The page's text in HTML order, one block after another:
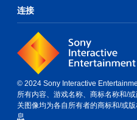
连接
© 2024 Sony Interactive
所有内容、游戏名称、商标名称和/
关图像均为各自所有者的商标和/或
息